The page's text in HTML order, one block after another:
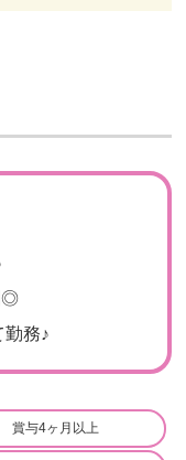
◎
勤務♪
賞与4ヶ月以上